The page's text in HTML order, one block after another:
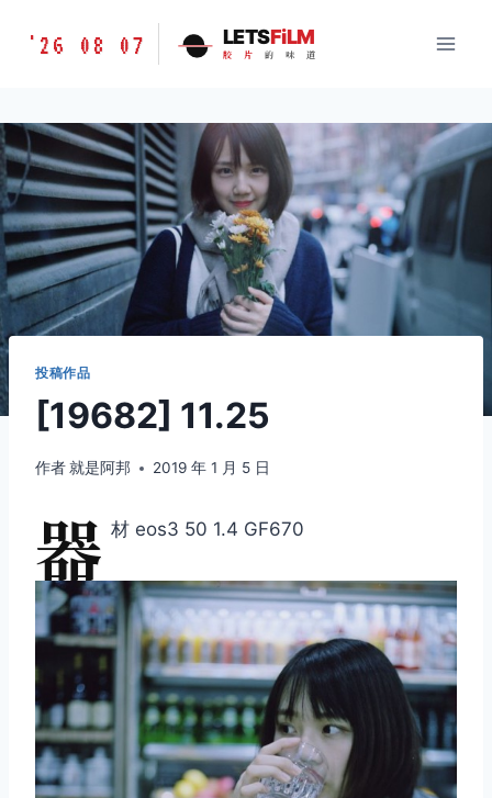
胶
味
道
LETSFILM
'26 08 07 LETSFiLM
胶 片 的 味 道
投稿作品
[19682] 11.25
作者就是阿邦 2019 年 1 月 5 日
器 材 eos3 50 1.4 GF670